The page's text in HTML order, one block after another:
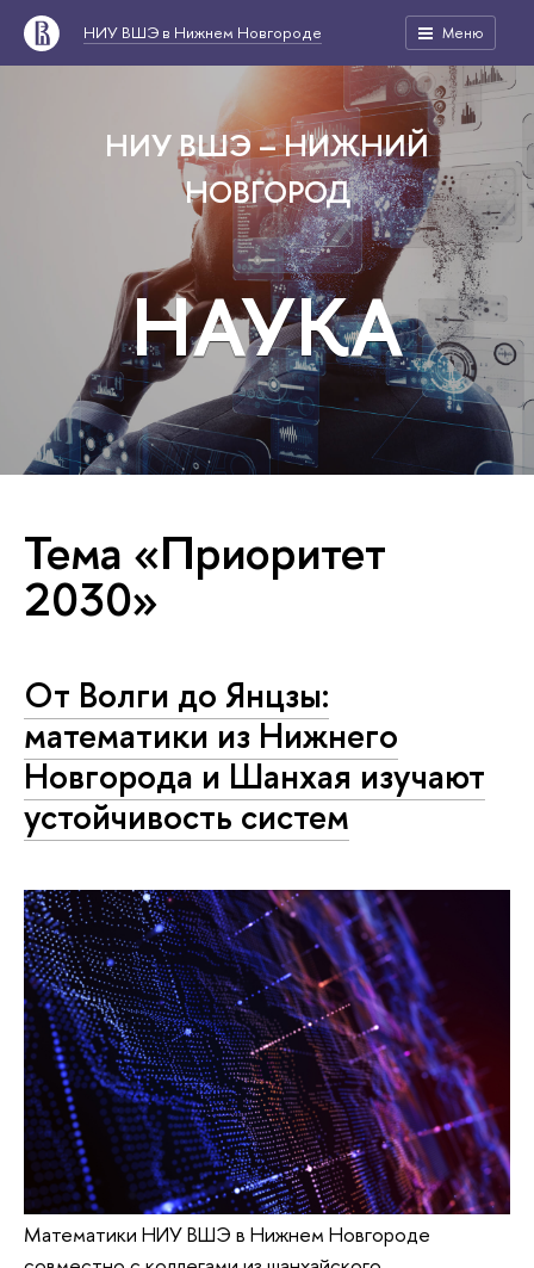
НИУ ВШЭ в Нижнем Новгороде Меню
НИУ ВШЭ – НИЖНИЙ
НОВГОРОД
НАУКА
Тема «Приоритет
2030»
От Волги до Янцзы:
математики из Нижнего
Новгорода и Шанхая изучают
устойчивость систем
Математики НИУ ВШЭ в Нижнем Новгороде